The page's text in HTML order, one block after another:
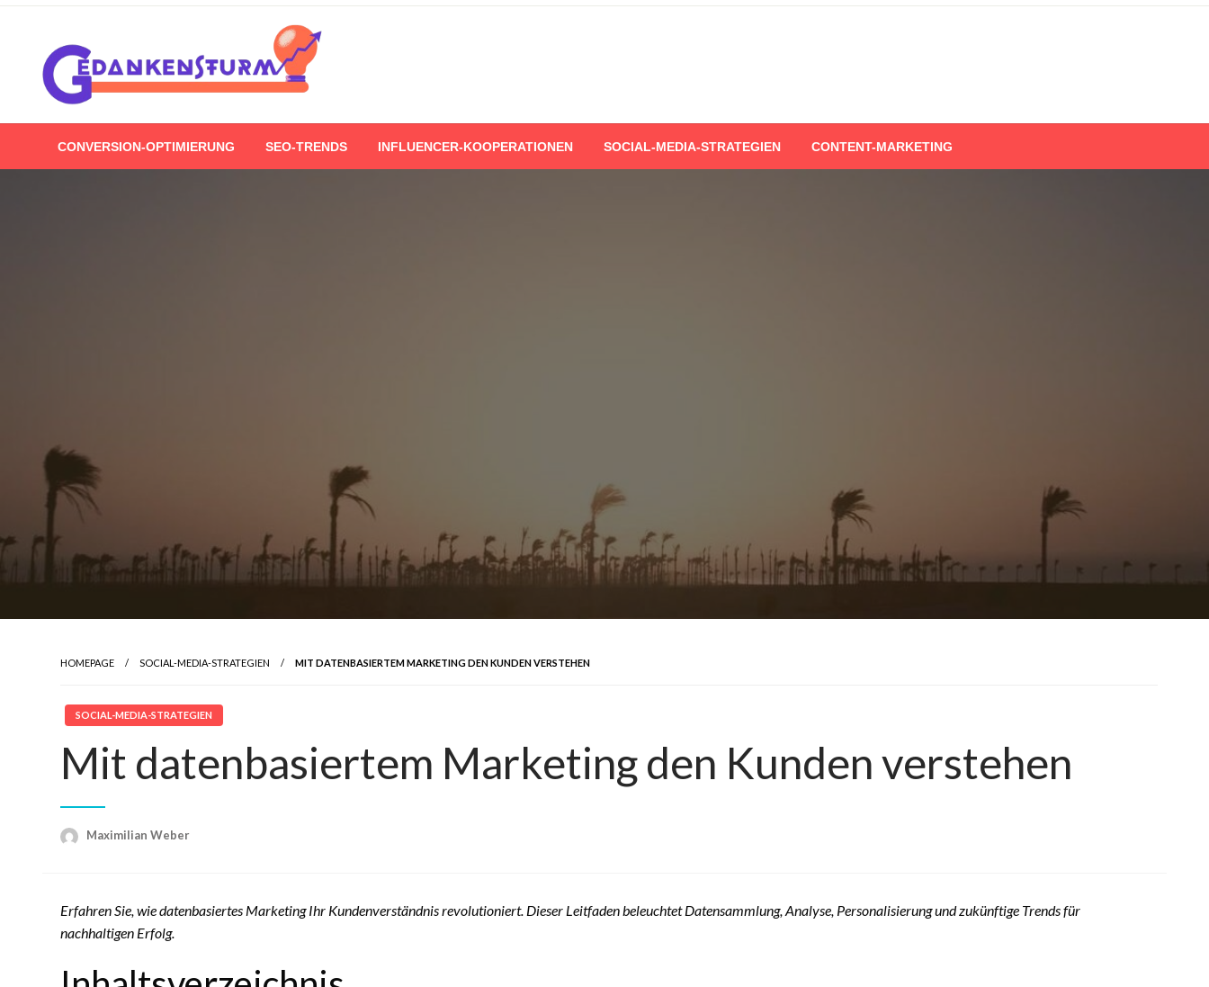
Skip
content
CONVERSION-OPTIMIERUNG SEO-TRENDS INFLUENCER-KOOPERATIONEN SOCIAL-MEDIA-STRATEGIEN CONTENT-MARKETING
HOMEPAGE SOCIAL-MEDIA-STRATEGIEN MIT DATENBASIERTEM MARKETING DEN KUNDEN VERSTEHEN
SOCIAL-MEDIA-STRATEGIEN
Mit datenbasiertem Marketing den Kunden verstehen
Maximilian Weber
Erfahren Sie, wie datenbasiertes Marketing Ihr Kundenverständnis revolutioniert. Dieser Leitfaden beleuchtet Datensammlung, Analyse, Personalisierung und zukünftige Trends für
nachhaltigen Erfolg.